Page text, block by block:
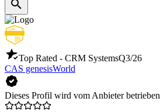
Top Rated - CRM SystemsQ3/26
CAS genesisWorld
Dieses Profil wird vom Anbieter betrieben